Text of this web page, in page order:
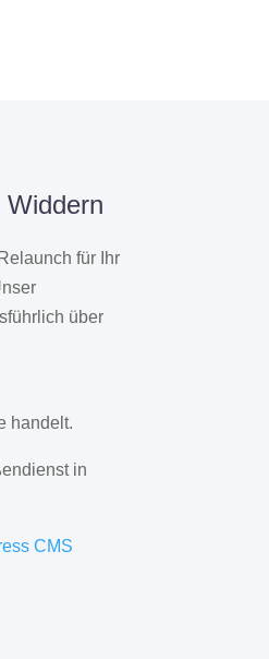
für Ihr
über
handelt.
in
CMS